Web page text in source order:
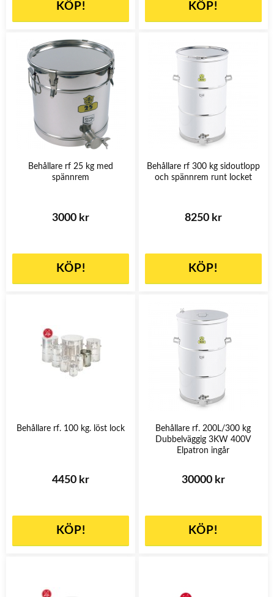
KÖP! KÖP!
Behållare rf 25 kg med
spännrem
3000 kr
KÖP!
Behållare rf 300 kg sidoutlopp
och spännrem runt locket
8250 kr
KÖP!
Behållare rf. 100 kg. löst lock
4450 kr
KÖP!
Behållare rf. 200L/300 kg
Dubbelväggig 3KW 400V
Elpatron ingår
30000 kr
KÖP!